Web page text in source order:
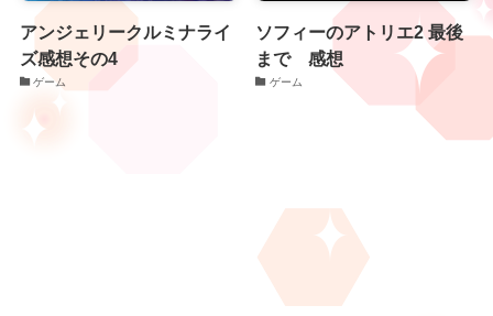
アンジェリークルミナライ
ズ感想その4
ゲーム
ソフィーのアトリエ2 最後
まで 感想
ゲーム